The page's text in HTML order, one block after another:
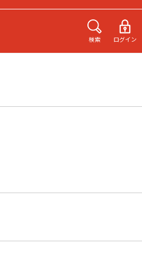
検索 ログイン